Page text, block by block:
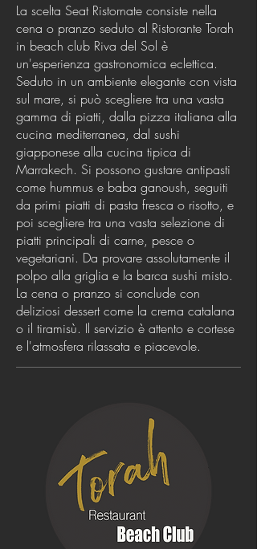
La scelta Seat Ristornate consiste nella
cena o pranzo seduto al Ristorante Torah
in beach club Riva del Sol è
un'esperienza gastronomica eclettica.
Seduto in un ambiente elegante con vista
sul mare, si può scegliere tra una vasta
gamma di piatti, dalla pizza italiana alla
cucina mediterranea, dal sushi
giapponese alla cucina tipica di
Marrakech. Si possono gustare antipasti
come hummus e baba ganoush, seguiti
da primi piatti di pasta fresca o risotto, e
poi scegliere tra una vasta selezione di
piatti principali di carne, pesce o
vegetariani. Da provare assolutamente il
polpo alla griglia e la barca sushi misto.
La cena o pranzo si conclude con
deliziosi dessert come la crema catalana
o il tiramisù. Il servizio è attento e cortese
e l'atmosfera rilassata e piacevole.